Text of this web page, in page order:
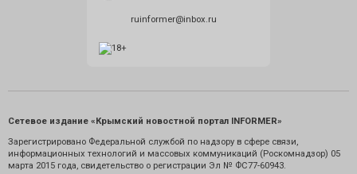
ruinformer@inbox.ru
Сетевое издание «Крымский новостной портал INFORMER»
Зарегистрировано Федеральной службой по надзору в сфере связи,
информационных технологий и массовых коммуникаций (Роскомнадзор) 05
марта 2015 года, свидетельство о регистрации Эл № ФС77-60943.